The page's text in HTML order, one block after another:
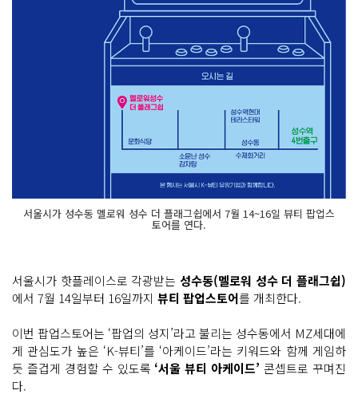
서울시가 성수동 멜로워 성수 더 플래그쉽에서 7월 14~16일 뷰티 팝업스
토어를 연다.
서울시가 핫플레이스로 각광받는 성수동(멜로워 성수 더 플래그쉽)
에서 7월 14일부터 16일까지 뷰티 팝업스토어를 개최한다.
이번 팝업스토어는 ‘팝업의 성지’라고 불리는 성수동에서 MZ세대에
게 관심도가 높은 ‘K-뷰티’를 ‘아케이드’라는 키워드와 함께 게임하
듯 즐겁게 경험할 수 있도록 ‘서울 뷰티 아케이드’ 콘셉트로 꾸며진
다.